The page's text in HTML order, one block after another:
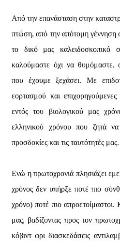
Από την επανάσταση στην
πτώση, από την απότομη γέννηση
το δικό μας καλειδοσκοπικό
καλούμαστε όχι να θυμόμαστε,
που έχουμε ξεχάσει. Με
εορτασμού και
εντός του βιολογικού μας
ελληνικού χρόνου που ζητά να
προσδοκίες και τις ταυτότητές μας.
Ενώ η πρωτοχρονιά πλησιάζει
χρόνος δεν υπήρξε ποτέ πιο
χρόνο) ποτέ πιο
μας, βαδίζοντας προς τον
κόβιντ φρι διασκεδάσεις